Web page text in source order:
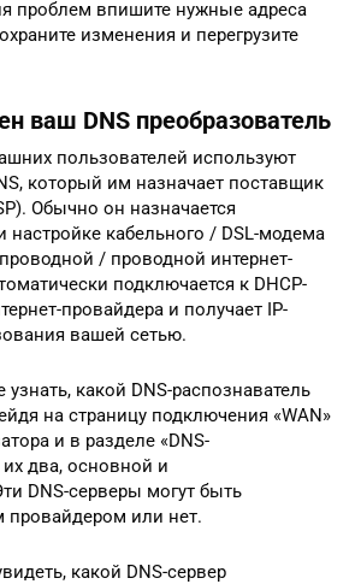
проблем впишите нужные адреса
изменения и перегрузите
ваш DNS преобразователь
пользователей используют
который им назначает поставщик
Обычно он назначается
настройке кабельного / DSL-модема
/ проводной интернет-
подключается к DHCP-
провайдера и получает IP-
вашей сетью.
какой DNS-распознаватель
на страницу подключения «WAN»
и в разделе «DNS-
два, основной и
DNS-серверы могут быть
или нет.
какой DNS-сервер